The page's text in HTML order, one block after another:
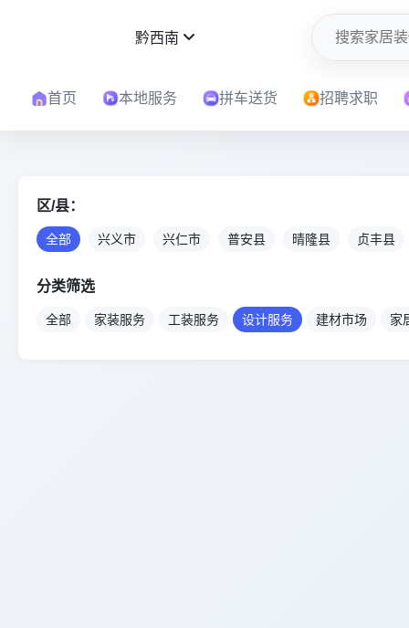
黔西南
首页 本地服务 拼车送货 招聘求职
区/县：
全部 兴义市 兴仁市 普安县 晴隆县 贞丰县
分类筛选
全部 家装服务 工装服务 设计服务 建材市场 家